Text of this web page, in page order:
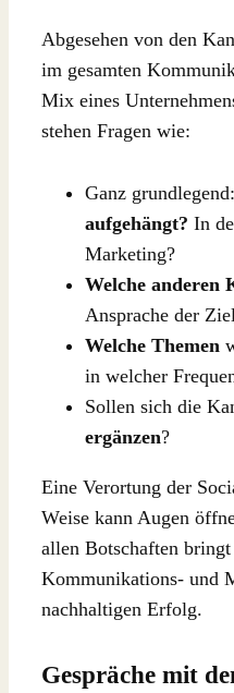
Abgesehen von den
im gesamten
Mix eines
stehen Fragen wie:
Ganz grundlegend:
aufgehängt? In
Marketing?
Welche anderen
Ansprache der
Welche Themen
in welcher
Sollen sich die
ergänzen?
Eine Verortung der
Weise kann Augen
allen Botschaften
Kommunikations- und
nachhaltigen Erfolg.
Gespräche mit